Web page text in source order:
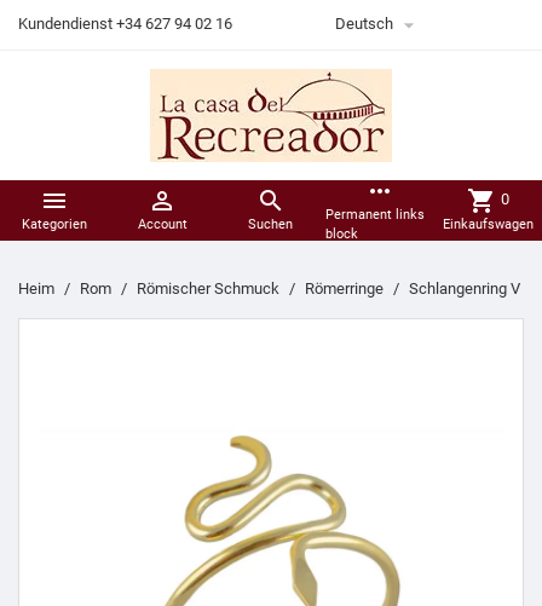
Kundendienst +34 627 94 02 16 Deutsch 

Kategorien

Account

Suchen
more_horiz
Permanent links
block
shopping_cart 0
Einkaufswagen
Heim Rom Römischer Schmuck Römerringe Schlangenring V